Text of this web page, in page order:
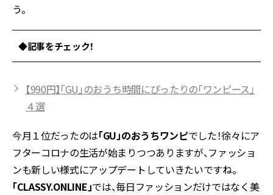
う。
◆記事をチェック！
【990円】「GU」のおうち時間にぴったりの「ワンピース」
４選
今月１位だったのは「GU」のおうちワンピでした！徐々にア
フターコロナの生活が始まりつつありますが、ファッショ
ンも新しい様式にアップデートしていきたいですね。
「CLASSY.ONLINE」では、毎日ファッションだけではなく美